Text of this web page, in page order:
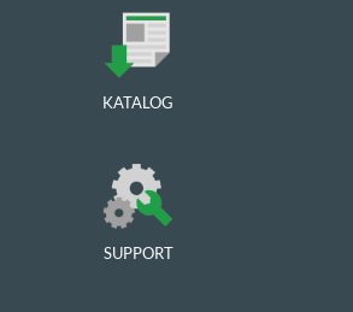
KATALOG
SUPPORT